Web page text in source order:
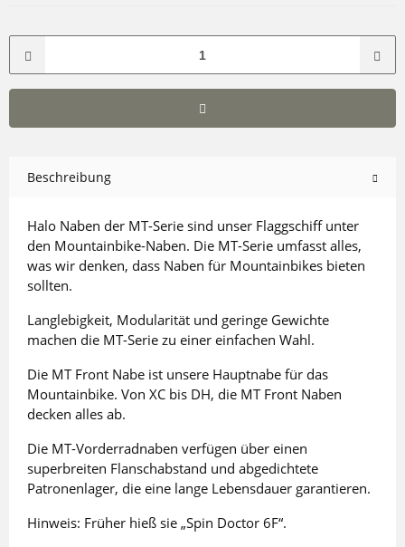
Beschreibung
Halo Naben der MT-Serie sind unser Flaggschiff unter
den Mountainbike-Naben. Die MT-Serie umfasst alles,
was wir denken, dass Naben für Mountainbikes bieten
sollten.
Langlebigkeit, Modularität und geringe Gewichte
machen die MT-Serie zu einer einfachen Wahl.
Die MT Front Nabe ist unsere Hauptnabe für das
Mountainbike. Von XC bis DH, die MT Front Naben
decken alles ab.
Die MT-Vorderradnaben verfügen über einen
superbreiten Flanschabstand und abgedichtete
Patronenlager, die eine lange Lebensdauer garantieren.
Hinweis: Früher hieß sie „Spin Doctor 6F“.